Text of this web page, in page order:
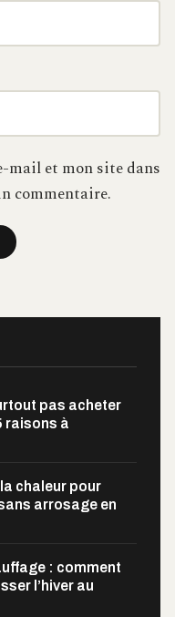
mail et mon site dans
commentaire.
pas acheter
raisons à
chaleur pour
arrosage en
: comment
l’hiver au